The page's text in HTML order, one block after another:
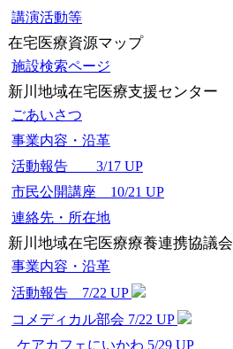
講演活動等
在宅医療資源マップ
施設検索ページ
新川地域在宅医療支援センター
ごあいさつ
事業内容・沿革
活動報告 3/17 UP
市民公開講座 10/21 UP
連絡先・所在地
新川地域在宅医療療養連携協議会
事業内容・沿革
活動報告 7/22 UP
コメディカル部会 7/22 UP
ケアカフェにいかわ 5/29 UP